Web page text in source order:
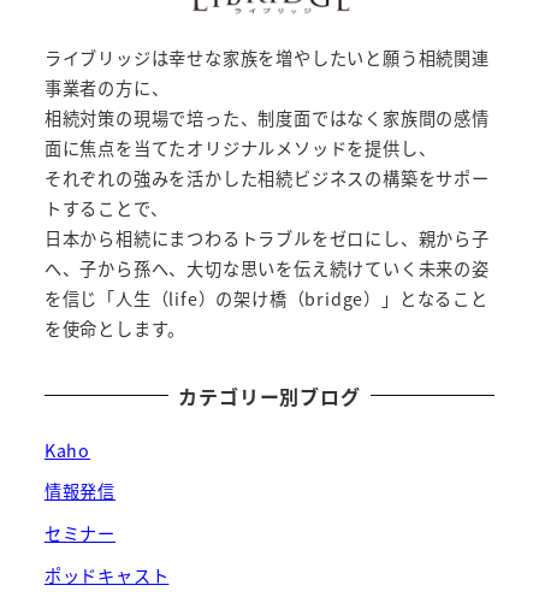
ライブリッジは幸せな家族を増やしたいと願う相続関連
事業者の方に、
相続対策の現場で培った、制度面ではなく家族間の感情
面に焦点を当てたオリジナルメソッドを提供し、
それぞれの強みを活かした相続ビジネスの構築をサポー
トすることで、
日本から相続にまつわるトラブルをゼロにし、親から子
へ、子から孫へ、大切な思いを伝え続けていく未来の姿
を信じ「人生（life）の架け橋（bridge）」となること
を使命とします。
カテゴリー別ブログ
Kaho
情報発信
セミナー
ポッドキャスト